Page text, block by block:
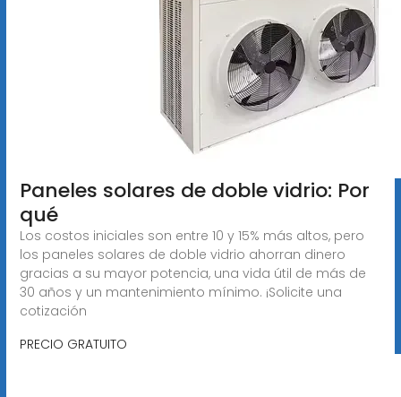
Paneles solares de doble vidrio: Por
qué
Los costos iniciales son entre 10 y 15% más altos, pero
los paneles solares de doble vidrio ahorran dinero
gracias a su mayor potencia, una vida útil de más de
30 años y un mantenimiento mínimo. ¡Solicite una
cotización
PRECIO GRATUITO